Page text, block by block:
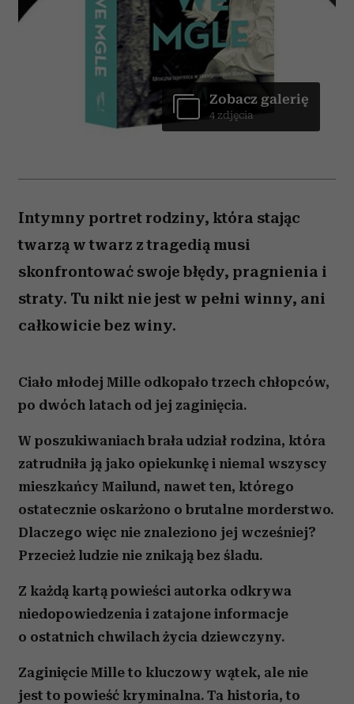
Zobacz galerię
4 zdjęcia
Intymny portret rodziny, która stając
twarzą w twarz z tragedią musi
skonfrontować swoje błędy, pragnienia i
straty. Tu nikt nie jest w pełni winny, ani
całkowicie bez winy.
Ciało młodej Mille odkopało trzech chłopców,
po dwóch latach od jej zaginięcia.
W poszukiwaniach brała udział rodzina, która
zatrudniła ją jako opiekunkę i niemal wszyscy
mieszkańcy Mailund, nawet ten, którego
ostatecznie oskarżono o brutalne morderstwo.
Dlaczego więc nie znaleziono jej wcześniej?
Przecież ludzie nie znikają bez śladu.
Z każdą kartą powieści autorka odkrywa
niedopowiedzenia i zatajone informacje
o ostatnich chwilach życia dziewczyny.
Zaginięcie Mille to kluczowy wątek, ale nie
jest to powieść kryminalna. Ta historia, to